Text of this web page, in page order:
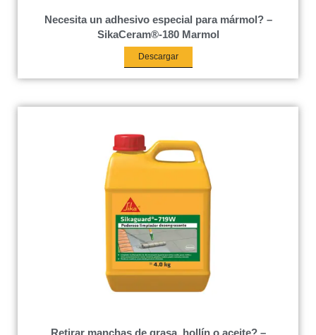
Necesita un adhesivo especial para mármol? –
SikaCeram®-180 Marmol
Descargar